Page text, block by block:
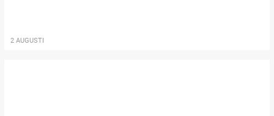
2 AUGUSTI